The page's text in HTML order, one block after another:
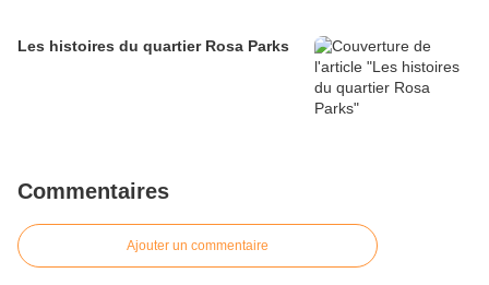
Les histoires du quartier Rosa Parks
Commentaires
Ajouter un commentaire